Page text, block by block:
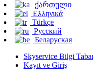
ქართული
Ελληνικά
Türkçe
Русский
Беларуская
Skyservice Bilgi
Kayıt ve Giriş